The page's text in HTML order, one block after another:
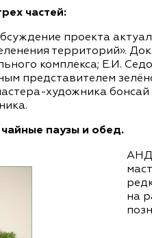
частей:
проекта
территорий».
комплекса; Е.И.
представителем
художника
паузы и обед.
на